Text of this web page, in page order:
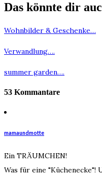
Das könnte dir
Wohnbilder & Geschenke…
Verwandlung….
summer garden….
53 Kommantare
mamaundmotte
Ein TRÄUMCHEN!
Was für eine "Küchenecke"!